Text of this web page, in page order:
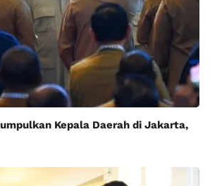
Kepala Daerah di Jakarta,